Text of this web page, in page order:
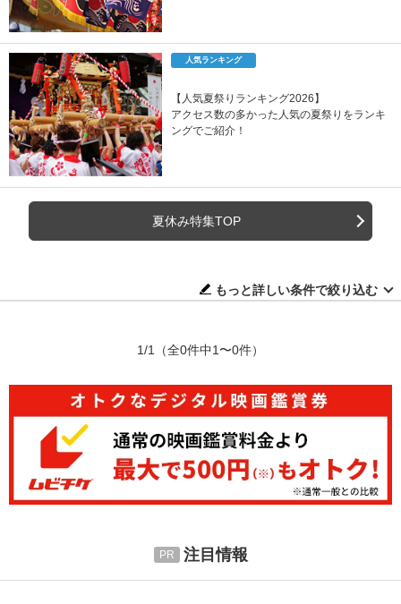
人気ランキング
【人気夏祭りランキング2026】
アクセス数の多かった人気の夏祭りをランキ
ングでご紹介！
夏休み特集TOP
もっと詳しい条件で絞り込む
1/1 （全0件中1〜0件）
注目情報